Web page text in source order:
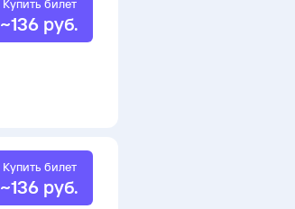
Купить билет
~136 руб.
Купить билет
~136 руб.